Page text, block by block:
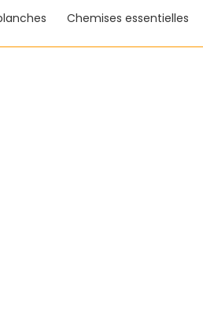
Chemises essentielles